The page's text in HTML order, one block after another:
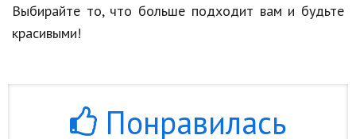
Выбирайте то, что больше подходит вам и будьте
красивыми!
Понравилась